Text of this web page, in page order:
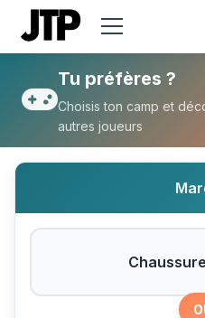
Tu préfères
Tu préfères ?
Choisis ton camp et
autres joueurs